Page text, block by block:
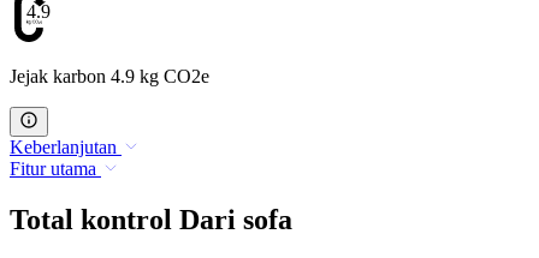
4.9
Jejak karbon 4.9 kg CO2e
Keberlanjutan
Fitur utama
Total kontrol Dari sofa